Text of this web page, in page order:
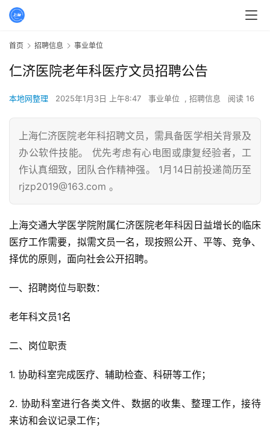
首页 招聘信息 事业单位
仁济医院老年科医疗文员招聘公告
本地网整理 2025年1月3日 上午8:47 事业单位 , 招聘信息 阅读 16
上海仁济医院老年科招聘文员，需具备医学相关背景及
办公软件技能。 优先考虑有心电图或康复经验者，工
作认真细致，团队合作精神强。 1月14日前投递简历至
rjzp2019@163.com 。
上海交通大学医学院附属仁济医院老年科因日益增长的临床
医疗工作需要，拟需文员一名，现按照公开、平等、竞争、
择优的原则，面向社会公开招聘。
一、招聘岗位与职数：
老年科文员1名
二、岗位职责
1. 协助科室完成医疗、辅助检查、科研等工作；
2. 协助科室进行各类文件、数据的收集、整理工作，接待
来访和会议记录工作；